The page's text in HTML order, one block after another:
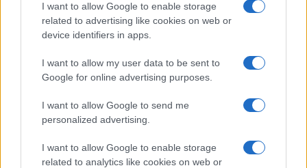
I want to allow Google to enable storage
related to advertising like cookies on web or
device identifiers in apps.
I want to allow my user data to be sent to
Google for online advertising purposes.
I want to allow Google to send me
personalized advertising.
I want to allow Google to enable storage
related to analytics like cookies on web or
Barreras no arancelarias: normas
El proteccionismo no siempre se manifiesta a través…
ECONOMÍA